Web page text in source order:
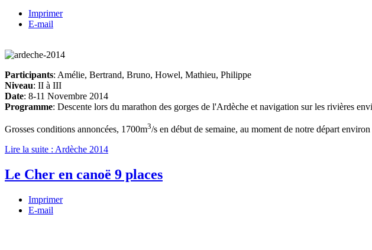
Imprimer
E-mail
Participants: Amélie, Bertrand, Bruno, Howel, Mathieu, Philippe
Niveau: II à III
Date: 8-11 Novembre 2014
Programme: Descente lors du marathon des gorges de l'Ardèche et navigation sur les rivières
Grosses conditions annoncées, 1700m3/s en début de semaine, au moment de notre départ
Lire la suite : Ardèche 2014
Le Cher en canoë 9 places
Imprimer
E-mail